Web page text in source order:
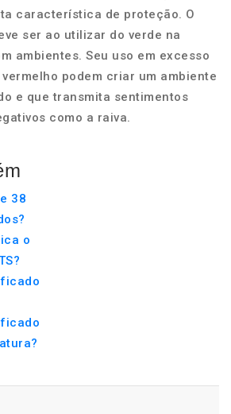
característica de proteção. O
ser ao utilizar do verde na
ambientes. Seu uso em excesso
podem criar um ambiente
e que transmita sentimentos
como a raiva.
38
o